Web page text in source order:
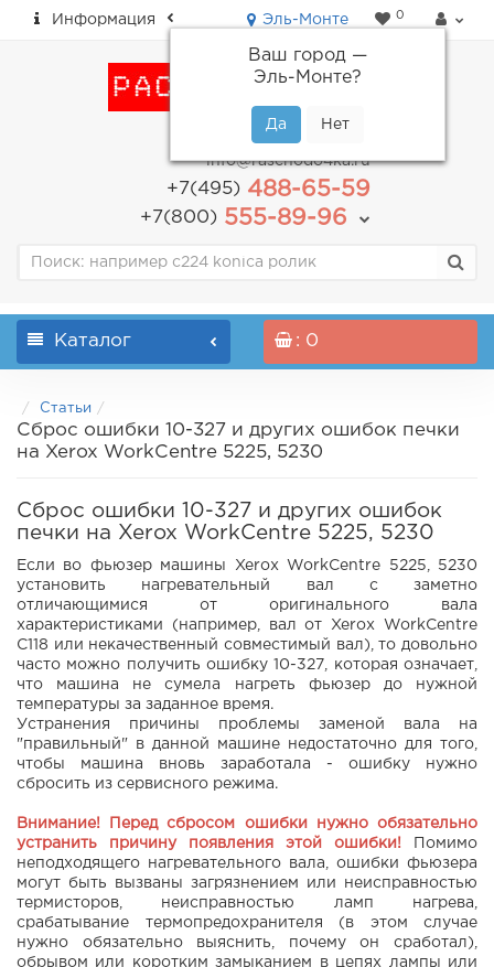
Информация Эль-Монте
Ваш город —
Эль-Монте?
0
пн-пт: с 9.00 до 18.00
info@raschodo4ka.ru
+7(495)488-65-59
+7(800)555-89-96
Каталог : 0
Статьи
Сброс ошибки 10-327 и других ошибок печки
на Xerox WorkCentre 5225, 5230
Сброс ошибки 10-327 и других ошибок
печки на Xerox WorkCentre 5225, 5230
Если во фьюзер машины Xerox WorkCentre 5225, 5230
установить нагревательный вал с заметно
отличающимися от оригинального вала
характеристиками (например, вал от Xerox WorkCentre
C118 или некачественный совместимый вал), то довольно
часто можно получить ошибку 10-327, которая означает,
что машина не сумела нагреть фьюзер до нужной
температуры за заданное время.
Устранения причины проблемы заменой вала на
"правильный" в данной машине недостаточно для того,
чтобы машина вновь заработала - ошибку нужно
сбросить из сервисного режима.
Внимание! Перед сбросом ошибки нужно обязательно
устранить причину появления этой ошибки!
Помимо
неподходящего нагревательного вала, ошибки фьюзера
могут быть вызваны загрязнением или неисправностью
термисторов, неисправностью ламп нагрева,
срабатывание термопредохранителя (в этом случае
нужно обязательно выяснить, почему он сработал),
обрывом или коротким замыканием в цепях лампы или